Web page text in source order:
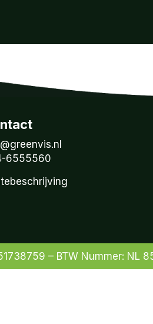
6555560
– BTW Nummer: NL